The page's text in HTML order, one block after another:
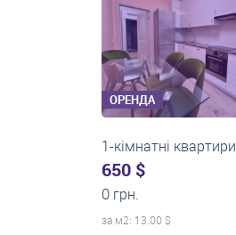
ОРЕНДА
3-кімнатні квартири
0 $
22 000 грн.
за м2: 0.00 $